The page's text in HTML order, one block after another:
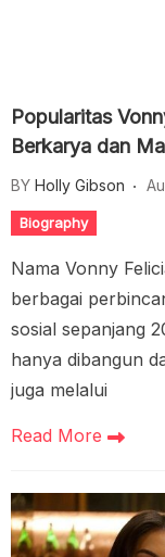
Popularitas
Berkarya dan
BY Holly Gibson
Biography
Nama Vonny
berbagai
sosial sepanjang
hanya dibangun
juga melalui
Read More